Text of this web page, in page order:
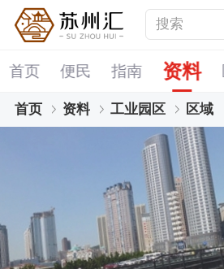
首页 便民 指南 资料
首页 资料 工业园区 区域